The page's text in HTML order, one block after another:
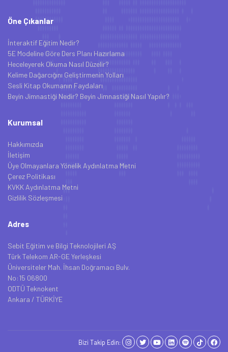
Öne Çıkanlar
İnteraktif Eğitim Nedir?
5E Modeline Göre Ders Planı Hazırlama
Heceleyerek Okuma Nasıl Düzelir?
Kelime Dağarcığını Geliştirmenin Yolları
Sesli Kitap Okumanın Faydaları
Beyin Jimnastiği Nedir? Beyin Jimnastiği Nasıl Yapılır?
Kurumsal
Hakkımızda
İletişim
Üye Olmayanlara Yönelik Aydınlatma Metni
Çerez Politikası
KVKK Aydınlatma Metni
Gizlilik Sözleşmesi
Adres
Sebit Eğitim ve Bilgi Teknolojileri AŞ
Türk Telekom AR-GE Yerleşkesi
Üniversiteler Mah. İhsan Doğramacı Bulv.
No:15 06800
ODTÜ Teknokent
Ankara / TÜRKİYE
Bizi Takip Edin: